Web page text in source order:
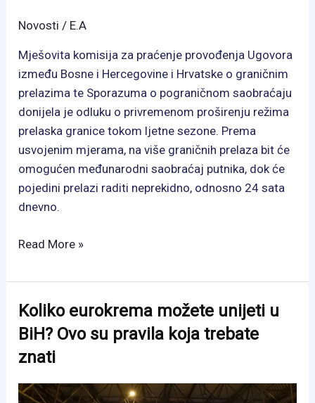
Novosti / E.A
Mješovita komisija za praćenje provođenja Ugovora
između Bosne i Hercegovine i Hrvatske o graničnim
prelazima te Sporazuma o pograničnom saobraćaju
donijela je odluku o privremenom proširenju režima
prelaska granice tokom ljetne sezone. Prema
usvojenim mjerama, na više graničnih prelaza bit će
omogućen međunarodni saobraćaj putnika, dok će
pojedini prelazi raditi neprekidno, odnosno 24 sata
dnevno.
BiH
Hrvatska
privremeno
otvorile
više
graničnih
za
Read More »
Koliko eurokrema možete unijeti u
BiH? Ovo su pravila koja trebate
znati